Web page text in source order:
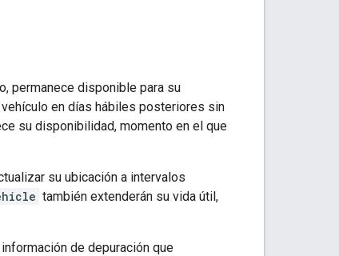
permanece disponible para su
en días hábiles posteriores sin
su disponibilidad, momento en el que
su ubicación a intervalos
también extenderán su vida útil,
de depuración que